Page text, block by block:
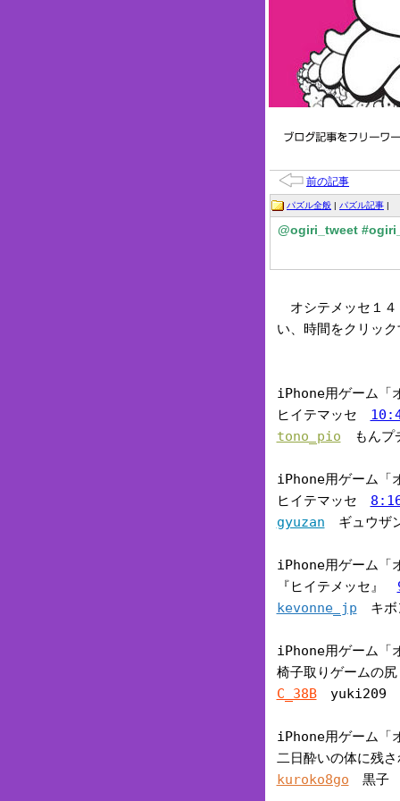
前の記事
パズル全般 | パズル記事 |
@ogiri_tweet
オシテメッセ１
い、時間をクリッ
iPhone用ゲーム「
ヒイテマッセ
tono_pio もんプ
iPhone用ゲーム「
ヒイテマッセ
gyuzan ギュウザ
iPhone用ゲーム「
『ヒイテメッセ』
kevonne_jp キボ
iPhone用ゲーム「
椅子取りゲームの
C_38Byuki209
iPhone用ゲーム「
二日酔いの体に残
kuroko8go 黒子